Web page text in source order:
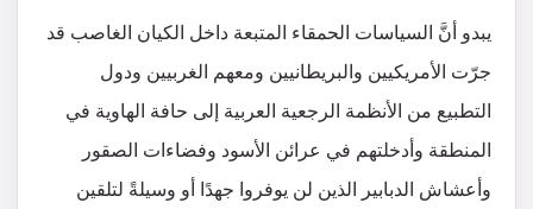
يبدو أنَّ السياسات الحمقاء المتبعة داخل الكيان الغاصب قد
جرّت الأمريكيين والبريطانيين ومعهم الغربيين ودول
التطبيع من الأنظمة الرجعية العربية إلى حافة الهاوية في
المنطقة وأدخلتهم في عرائن الأسود وفضاءات الصقور
وأعشاش الدبابير الذين لن يوفروا جهدًا أو وسيلةً لتلقين